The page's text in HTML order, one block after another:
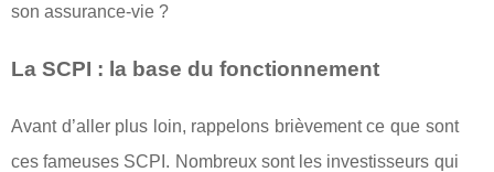
son assurance-vie ?
La SCPI : la base du fonctionnement
Avant d’aller plus loin, rappelons brièvement ce que sont
ces fameuses SCPI. Nombreux sont les investisseurs qui